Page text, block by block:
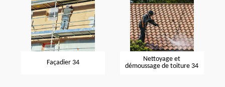
Façadier 34
Nettoyage et
démoussage de toiture 34